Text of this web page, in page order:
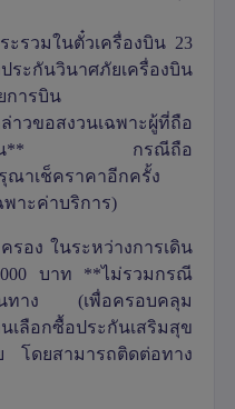
รวมในตั๋วเครื่องบิน 23
ระกันวินาศภัยเครื่องบิน
การบิน
าวขอสงวนเฉพาะผู้ที่ถือ
เท่านั้น** กรณีถือ
ณาเช็คราคาอีกครั้ง
พาะค่าบริการ)
รอง ในระหว่างการเดิน
000 บาท **ไม่รวมกรณี
ดินทาง (เพื่อครอบคลุม
ลือกซื้อประกันเสริมสุข
โดยสามารถติดต่อทาง